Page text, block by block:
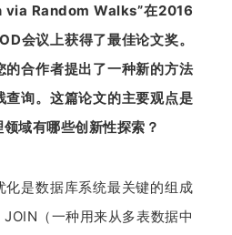
Random Walks”在2016
会议上获得了最佳论文奖。
的合作者提出了一种新的方法
查询。这篇论文的主要观点是
域有哪些创新性探索？
化是数据库系统最关键的组成
（一种用来从多表数据中